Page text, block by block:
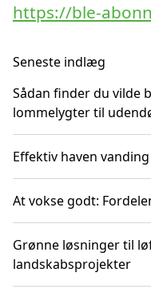
https://ble-
Seneste indlæg
Sådan finder du vilde
lommelygter til
Effektiv haven
At vokse godt:
Grønne løsninger til
landskabsprojekter